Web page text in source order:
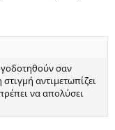
σαν
αντιμετωπίζει
να απολύσει